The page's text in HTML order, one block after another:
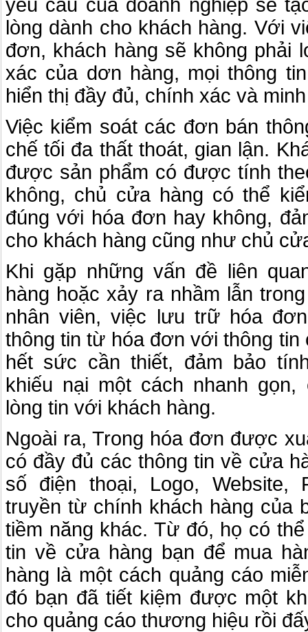
yêu cầu của doanh nghiệp sẽ
lòng dành cho khách hàng. Với
đơn, khách hàng sẽ không phải
xác của dơn hàng, mọi thông
hiển thị đầy đủ, chính xác và
Việc kiểm soát các đơn bán
chế tối đa thất thoát, gian lận.
được sản phẩm có được tính
không, chủ cửa hàng có thể
đúng với hóa đơn hay không,
cho khách hàng cũng như chủ
Khi gặp những vấn đề liên
hàng hoặc xảy ra nhầm lẫn
nhân viên, việc lưu trữ hóa
thông tin từ hóa đơn với thông tin
hết sức cần thiết, đảm bảo
khiếu nại một cách nhanh
lòng tin với khách hàng.
Ngoài ra, Trong hóa đơn được
có đầy đủ các thông tin về cửa
số điện thoại, Logo, Website,
truyền từ chính khách hàng của
tiềm năng khác. Từ đó, họ có
tin về cửa hàng bạn để mua
hàng là một cách quảng cáo
đó bạn đã tiết kiệm được một
cho quảng cáo thương hiệu rồi